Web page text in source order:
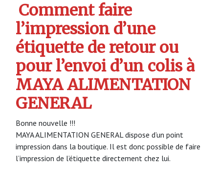
Comment faire
l’impression d’une
étiquette de retour ou
pour l’envoi d’un colis à
MAYA ALIMENTATION
GENERAL
Bonne nouvelle !!!
MAYA ALIMENTATION GENERAL dispose d’un point
impression dans la boutique. Il est donc possible de faire
l’impression de l’étiquette directement chez lui.